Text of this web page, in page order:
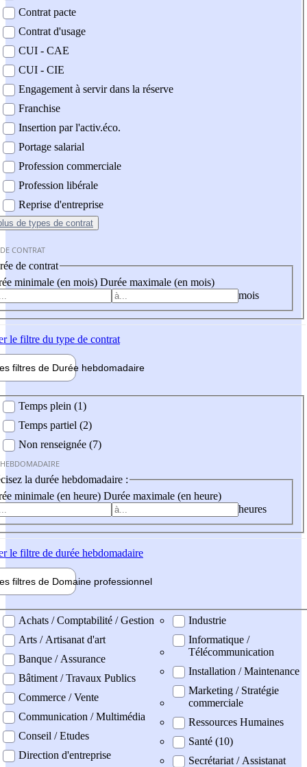
Contrat pacte
Contrat d'usage
CUI - CAE
CUI - CIE
Engagement à servir dans la réserve
Franchise
Insertion par l'activ.éco.
Portage salarial
Profession commerciale
Profession libérale
Reprise d'entreprise
de types de contrat
CONTRAT
de contrat
minimale (en mois) Durée maximale (en mois)
mois
le filtre du type de contrat
filtres de Durée hebdomadaire
Temps plein (1)
Temps partiel (2)
Non renseignée (7)
la durée hebdomadaire :
minimale (en heure) Durée maximale (en heure)
heures
le filtre de durée hebdomadaire
filtres de Domaine professionnel
professionel
Achats / Comptabilité / Gestion
Arts / Artisanat d'art
Banque / Assurance
Bâtiment / Travaux Publics
Commerce / Vente
Communication / Multimédia
Conseil / Etudes
Direction d'entreprise
Industrie
Informatique /
Télécommunication
Installation / Maintenance
Marketing / Stratégie
commerciale
Ressources Humaines
Santé (10)
Secrétariat / Assistanat